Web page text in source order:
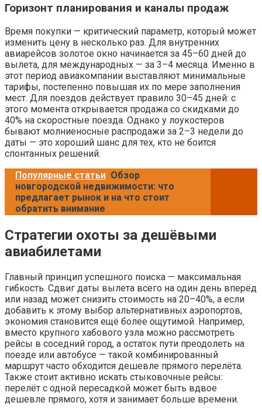
Горизонт планирования и каналы продаж
Время покупки — критический параметр, который может
изменить цену в несколько раз. Для внутренних
авиарейсов золотое окно начинается за 45–60 дней до
вылета, для международных — за 3–4 месяца. Именно в
этот период авиакомпании выставляют минимальные
тарифы, постепенно повышая их по мере заполнения
мест. Для поездов действует правило 30–45 дней: с
этого момента открывается продажа со скидками до
40% на скоростные поезда. Однако у лоукостеров
бывают молниеносные распродажи за 2–3 недели до
даты — это хороший шанс для тех, кто не боится
спонтанных решений.
Популярные статьи Обзор
новгородской недвижимости: что
предлагает рынок и на что стоит
обратить внимание
Стратегии охоты за дешёвыми
авиабилетами
Главный принцип успешного поиска — максимальная
гибкость. Сдвиг даты вылета всего на один день вперёд
или назад может снизить стоимость на 20–40%, а если
добавить к этому выбор альтернативных аэропортов,
экономия становится ещё более ощутимой. Например,
вместо крупного хабового узла можно рассмотреть
рейсы в соседний город, а остаток пути преодолеть на
поезде или автобусе — такой комбинированный
маршрут часто обходится дешевле прямого перелёта.
Также стоит активно искать стыковочные рейсы:
перелёт с одной пересадкой может быть вдвое
дешевле прямого, хотя и занимает больше времени.